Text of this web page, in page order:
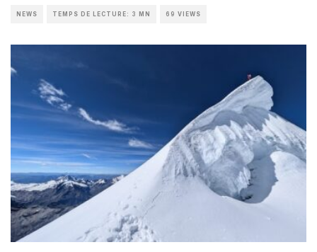
NEWS TEMPS DE LECTURE: 3 MN 69 VIEWS